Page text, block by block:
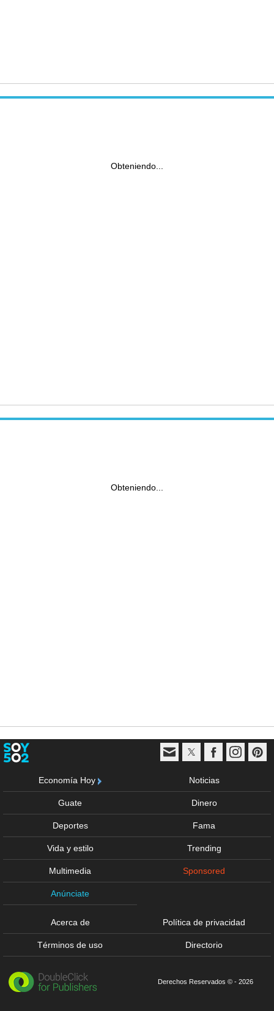
Obteniendo...
Obteniendo...
Economía Hoy Noticias
Guate Dinero
Deportes Fama
Vida y estilo Trending
Multimedia Sponsored
Anúnciate
Acerca de Política de privacidad
Términos de uso Directorio
Derechos Reservados © - 2026